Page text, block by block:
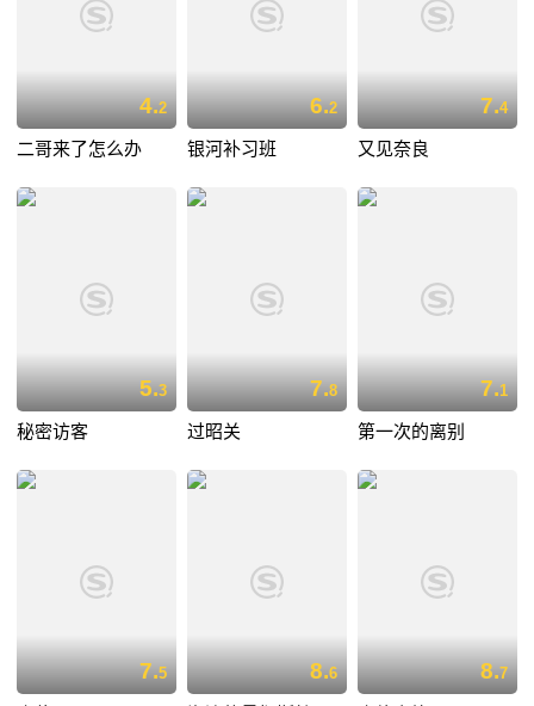
4.2
二哥来了怎么办
6.2
银河补习班
7.4
又见奈良
5.3
秘密访客
7.8
过昭关
7.1
第一次的离别
7.5 8.6 8.7